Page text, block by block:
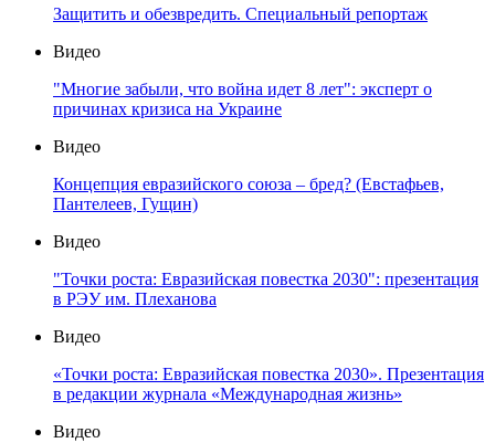
Защитить и обезвредить. Специальный репортаж
Видео
"Многие забыли, что война идет 8 лет": эксперт о
причинах кризиса на Украине
Видео
Концепция евразийского союза – бред? (Евстафьев,
Пантелеев, Гущин)
Видео
"Точки роста: Евразийская повестка 2030": презентация
в РЭУ им. Плеханова
Видео
«Точки роста: Евразийская повестка 2030». Презентация
в редакции журнала «Международная жизнь»
Видео